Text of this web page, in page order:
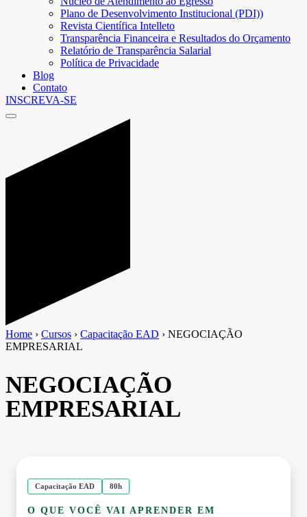
Plano de Desenvolvimento Institucional (PDI))
Revista Científica Intelleto
Transparência Financeira e Resultados do Orçamento
Relatório de Transparência Salarial
Política de Privacidade
Blog
Contato
INSCREVA-SE
Home › Cursos › Capacitação EAD › NEGOCIAÇÃO
EMPRESARIAL
NEGOCIAÇÃO
EMPRESARIAL
Capacitação EAD 80h
O QUE VOCÊ VAI APRENDER EM